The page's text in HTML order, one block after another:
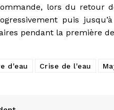
lors du retour
puis
pendant la première
d'eau Crise de l'eau